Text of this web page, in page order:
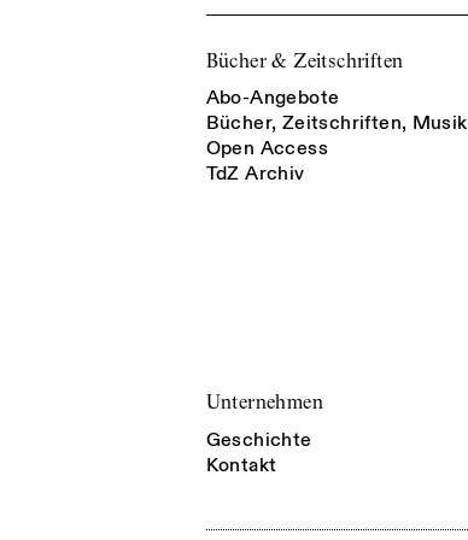
Bücher & Zeitschriften
Abo-Angebote
Bücher, Zeitschriften, Musik
Open Access
TdZ Archiv
Unternehmen
Geschichte
Kontakt